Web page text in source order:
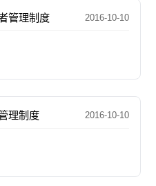
管理制度 2016-10-10
理制度 2016-10-10